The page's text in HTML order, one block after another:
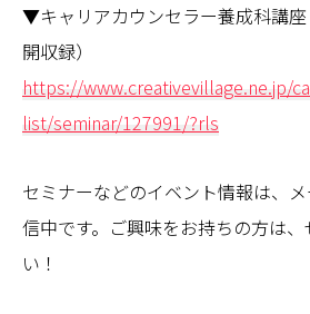
▼キャリアカウンセラー養成科講
開収録）
https://www.creativevillage.ne.jp/
list/seminar/127991/?rls
セミナーなどのイベント情報は、
信中です。ご興味をお持ちの方は
い！